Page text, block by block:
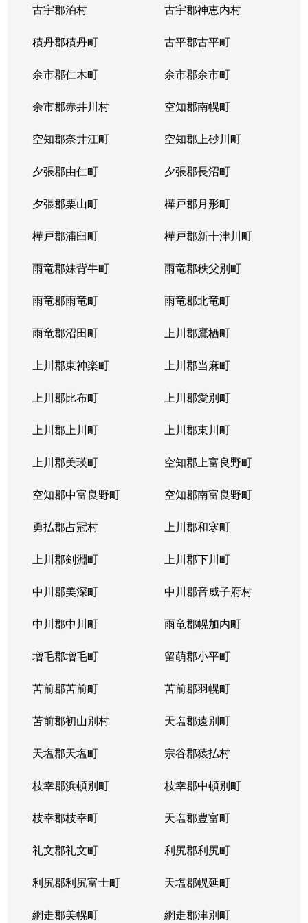
古宇郡泊村 古宇郡神恵内村
積丹郡積丹町 古平郡古平町
余市郡仁木町 余市郡余市町
余市郡赤井川村 空知郡南幌町
空知郡奈井江町 空知郡上砂川町
夕張郡由仁町 夕張郡長沼町
夕張郡栗山町 樺戸郡月形町
樺戸郡浦臼町 樺戸郡新十津川町
雨竜郡妹背牛町 雨竜郡秩父別町
雨竜郡雨竜町 雨竜郡北竜町
雨竜郡沼田町 上川郡鷹栖町
上川郡東神楽町 上川郡当麻町
上川郡比布町 上川郡愛別町
上川郡上川町 上川郡東川町
上川郡美瑛町 空知郡上富良野町
空知郡中富良野町 空知郡南富良野町
勇払郡占冠村 上川郡和寒町
上川郡剣淵町 上川郡下川町
中川郡美深町 中川郡音威子府村
中川郡中川町 雨竜郡幌加内町
増毛郡増毛町 留萌郡小平町
苫前郡苫前町 苫前郡羽幌町
苫前郡初山別村 天塩郡遠別町
天塩郡天塩町 宗谷郡猿払村
枝幸郡浜頓別町 枝幸郡中頓別町
枝幸郡枝幸町 天塩郡豊富町
礼文郡礼文町 利尻郡利尻町
利尻郡利尻富士町 天塩郡幌延町
網走郡美幌町 網走郡津別町